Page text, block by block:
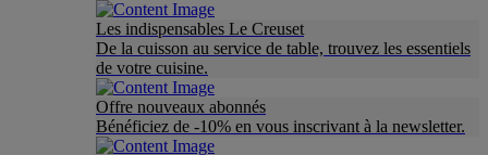
Les indispensables Le Creuset
De la cuisson au service de table, trouvez les essentiels
de votre cuisine.
Offre nouveaux abonnés
Bénéficiez de -10% en vous inscrivant à la newsletter.